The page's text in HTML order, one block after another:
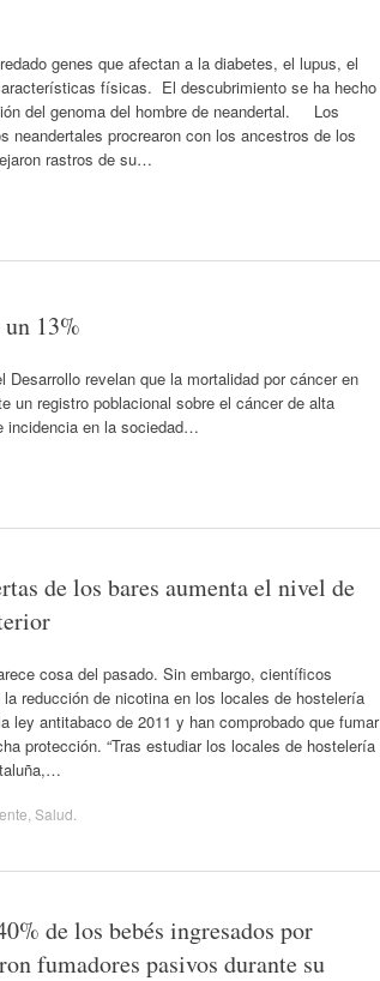
genes que afectan a la diabetes, el lupus, el
físicas. El descubrimiento se ha hecho
del genoma del hombre de neandertal. Los
neandertales procrearon con los ancestros de los
rastros de su…
13%
revelan que la mortalidad por cáncer en
un registro poblacional sobre el cáncer de alta
incidencia en la sociedad…
de los bares aumenta el nivel de
cosa del pasado. Sin embargo, científicos
reducción de nicotina en los locales de hostelería
ley antitabaco de 2011 y han comprobado que fumar
protección. “Tras estudiar los locales de hostelería
Salud
de los bebés ingresados por
fumadores pasivos durante su